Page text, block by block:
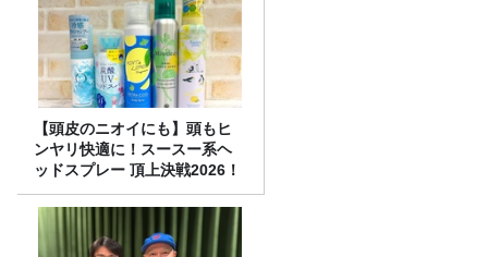
【頭皮のニオイにも】頭もヒ
ンヤリ快適に！スースー系ヘ
ッドスプレー 頂上決戦2026！